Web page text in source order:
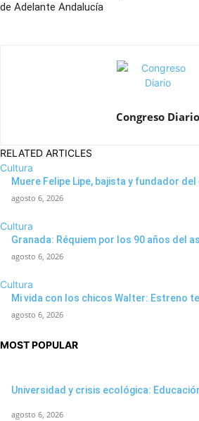
de Adelante Andalucía
Congreso Diario
RELATED ARTICLES
Cultura
Muere Felipe Lipe, bajista y fundador
agosto 6, 2026
Cultura
Granada: Réquiem por los 90 años del
agosto 6, 2026
Cultura
Mi vida con los chicos Walter: Estreno
agosto 6, 2026
MOST POPULAR
Universidad y crisis ecológica:
agosto 6, 2026